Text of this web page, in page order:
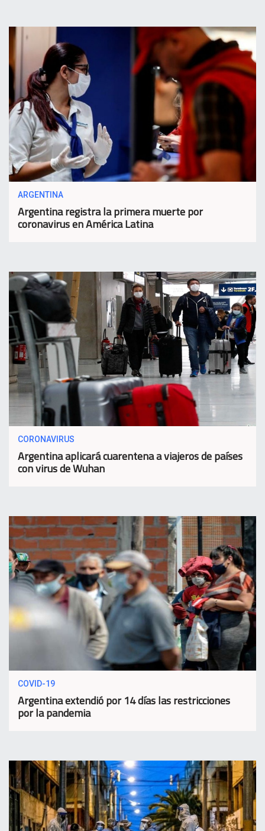
ARGENTINA
Argentina registra la primera muerte por
coronavirus en América Latina
CORONAVIRUS
Argentina aplicará cuarentena a viajeros de países
con virus de Wuhan
COVID-19
Argentina extendió por 14 días las restricciones
por la pandemia